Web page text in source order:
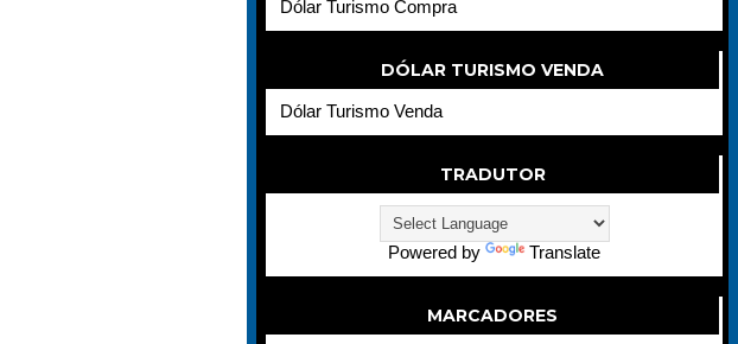
Dólar Turismo Compra
DÓLAR TURISMO VENDA
Dólar Turismo Venda
TRADUTOR
Powered by Translate
MARCADORES